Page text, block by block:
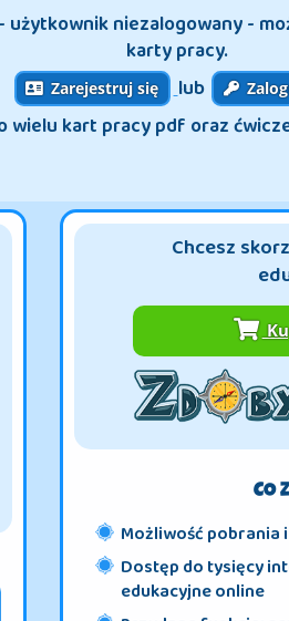
- użytkownik niezalogowany -
karty pracy.
Zarejestruj się lub
wielu kart pracy pdf oraz
Chcesz
CO
Możliwość pobrania
Dostęp do tysięcy
edukacyjne online